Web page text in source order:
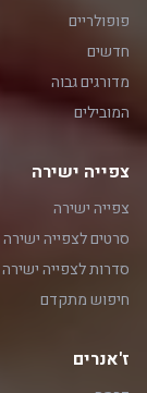
פופולריים
חדשים
מדורגים גבוה
המובילים
צפייה ישירה
צפייה ישירה
סרטים לצפייה ישירה
סדרות לצפייה ישירה
חיפוש מתקדם
ז'אנרים